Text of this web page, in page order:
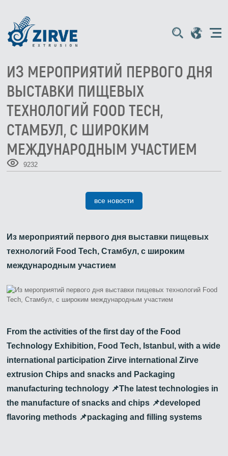
ИЗ МЕРОПРИЯТИЙ ПЕРВОГО ДНЯ
ВЫСТАВКИ ПИЩЕВЫХ
ТЕХНОЛОГИЙ FOOD TECH,
СТАМБУЛ, С ШИРОКИМ
МЕЖДУНАРОДНЫМ УЧАСТИЕМ
9232
все новости
Из мероприятий первого дня выставки пищевых
технологий Food Tech, Стамбул, с широким
международным участием
From the activities of the first day of the Food
Technology Exhibition, Food Tech, Istanbul, with a wide
international participation Zirve international Zirve
extrusion Chips and snacks and Packaging
manufacturing technology 📌The latest technologies in
the manufacture of snacks and chips 📌developed
flavoring methods 📌packaging and filling systems